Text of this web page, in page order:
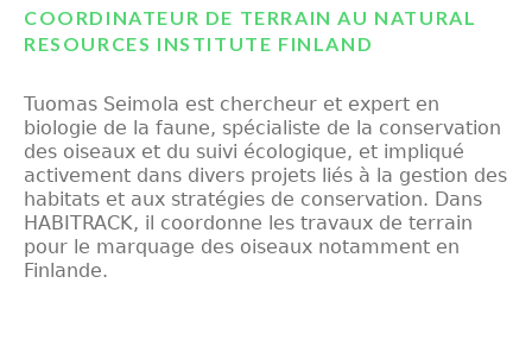
COORDINATEUR DE TERRAIN AU NATURAL
RESOURCES INSTITUTE FINLAND
Tuomas Seimola est chercheur et expert en
biologie de la faune, spécialiste de la conservation
des oiseaux et du suivi écologique, et impliqué
activement dans divers projets liés à la gestion des
habitats et aux stratégies de conservation. Dans
HABITRACK, il coordonne les travaux de terrain
pour le marquage des oiseauxnotamment en
Finlande.